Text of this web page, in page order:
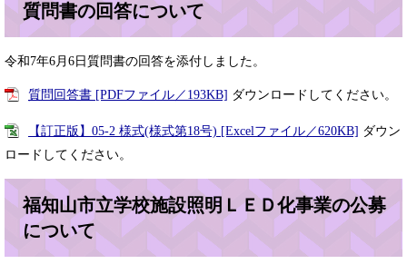
質問書の回答について
令和7年6月6日質問書の回答を添付しました。
質問回答書 [PDFファイル／193KB] ダウンロードしてください。
【訂正版】05-2 様式(様式第18号) [Excelファイル／620KB] ダウン
ロードしてください。
福知山市立学校施設照明ＬＥＤ化事業の公募
について